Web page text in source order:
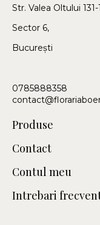
Str. Valea Oltului 131-
Sector 6,
București
0785888358
Produse
Contact
Contul meu
Intrebari